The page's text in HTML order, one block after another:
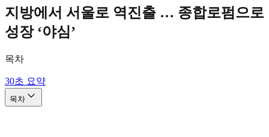
지방에서 서울로 역진출 … 종합로펌으로
성장 ‘야심’
목차
30초 요약
목차